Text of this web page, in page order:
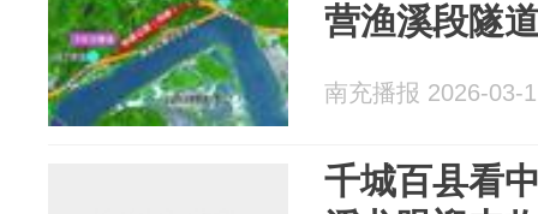
营渔溪段隧
南充播报 2026-03-
千城百县看